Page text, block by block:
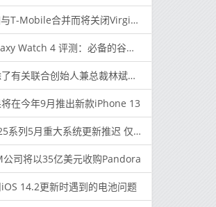
Mobile合并而将关闭Virgin Mobile
Watch 4 评测：必备的谷歌智能手表
联合创始人兼总裁林斌可能很快辞职的传闻
在今年9月推出新款iPhone 13
列5月重大系统更新推迟 仅含安全补丁
司将以35亿美元收购Pandora
14.2更新时遇到的电池问题